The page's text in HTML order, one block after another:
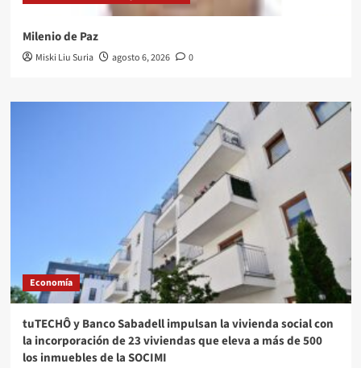
Milenio de Paz
Miski Liu Suria agosto 6, 2026 0
Economía
tuTECHÔ y Banco Sabadell impulsan la vivienda social con
la incorporación de 23 viviendas que eleva a más de 500
los inmuebles de la SOCIMI